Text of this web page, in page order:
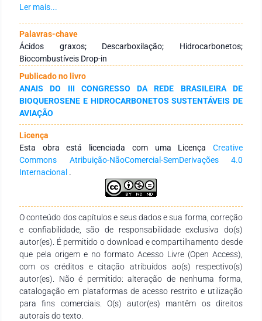
No entanto, as técnicas existentes e protocoladas para
vezes, demandam condições drásticas e robustas para
desoxigenar a matéria-prima. Portanto, o presente trabalho é
dedicado à síntese de biocombustíveis drop-in, a partir de
uma metodologia simples e que utiliza condições brandas,
sem a necessidade de altas pressões, preparação de
catalisadores metálicos, uso de hidrogênio de origem fóssil e
sistemas fotocatalíticos. No estudo, foi escolhido o ácido
láurico como substrato modelo para o desenvolvimento do
protocolo descarboxilativo. Os produtos foram
caracterizados via cromatografia gasosa com detector de
ionização por chama (CG-DIC) e cromatografia gasosa
acoplada com espectrômetro de massa (CG-EM). Desse
modo, as análises revelaram a obtenção de
biohidrocarbonetos com alta seletividade na faixa do BioQAV.
Ler mais...
Palavras-chave
Ácidos graxos; Descarboxilação; Hidrocarbonetos;
Biocombustíveis Drop-in
Publicado no livro
ANAIS DO III CONGRESSO DA REDE BRASILEIRA DE
BIOQUEROSENE E HIDROCARBONETOS SUSTENTÁVEIS DE
AVIAÇÃO
Licença
Esta obra está licenciada com uma Licença Creative
Commons Atribuição-NãoComercial-SemDerivações 4.0
Internacional .
O conteúdo dos capítulos e seus dados e sua forma, correção
e confiabilidade, são de responsabilidade exclusiva do(s)
autor(es). É permitido o download e compartilhamento desde
que pela origem e no formato Acesso Livre (Open Access),
com os créditos e citação atribuídos ao(s) respectivo(s)
autor(es). Não é permitido: alteração de nenhuma forma,
catalogação em plataformas de acesso restrito e utilização
para fins comerciais. O(s) autor(es) mantêm os direitos
autorais do texto.